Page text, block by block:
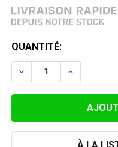
STOCK
ACTUEL:
QUANTITÉ:
DIMINUER LA